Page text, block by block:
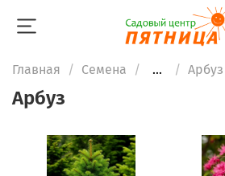
Главная Семена ... Арбуз
Арбуз